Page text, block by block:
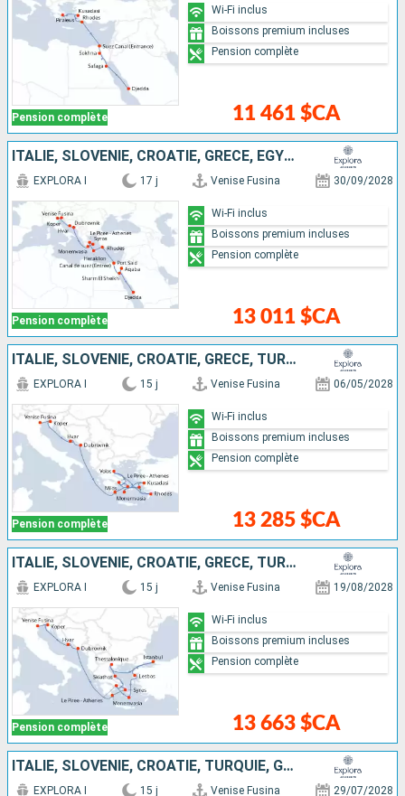
Pension complète 11 461 $CA
Wi-Fi inclus
Boissons premium incluses
Pension complète
ITALIE, SLOVÉNIE, CROATIE, GRÈCE, EGYPTE, JORDANIE, ARABIE SAOUDITE
Pension complète
EXPLORA I 17 j Venise Fusina 30/09/2028
13 011 $CA
Wi-Fi inclus
Boissons premium incluses
Pension complète
ITALIE, SLOVÉNIE, CROATIE, GRÈCE, TURQUIE
Pension complète
EXPLORA I 15 j Venise Fusina 06/05/2028
13 285 $CA
Wi-Fi inclus
Boissons premium incluses
Pension complète
ITALIE, SLOVÉNIE, CROATIE, GRÈCE, TURQUIE
Pension complète
EXPLORA I 15 j Venise Fusina 19/08/2028
13 663 $CA
Wi-Fi inclus
Boissons premium incluses
Pension complète
ITALIE, SLOVÉNIE, CROATIE, TURQUIE, GRÈCE
EXPLORA I 15 j Venise Fusina 29/07/2028